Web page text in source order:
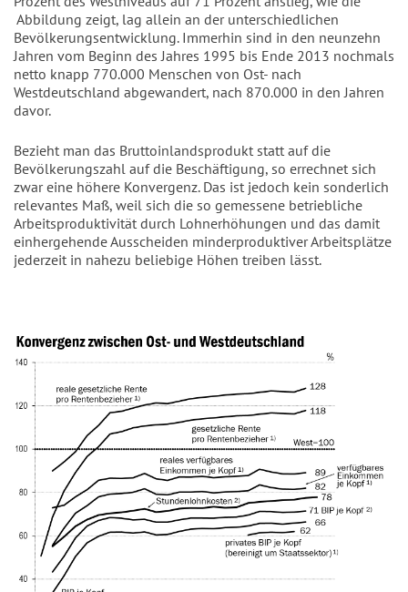
Abbildung zeigt, lag allein an der unterschiedlichen
Bevölkerungsentwicklung. Immerhin sind in den neunzehn
Jahren vom Beginn des Jahres 1995 bis Ende 2013 nochmals
netto knapp 770.000 Menschen von Ost- nach
Westdeutschland abgewandert, nach 870.000 in den Jahren
davor.
Bezieht man das Bruttoinlandsprodukt statt auf die
Bevölkerungszahl auf die Beschäftigung, so errechnet sich
zwar eine höhere Konvergenz. Das ist jedoch kein sonderlich
relevantes Maß, weil sich die so gemessene betriebliche
Arbeitsproduktivität durch Lohnerhöhungen und das damit
einhergehende Ausscheiden minderproduktiver Arbeitsplätze
jederzeit in nahezu beliebige Höhen treiben lässt.